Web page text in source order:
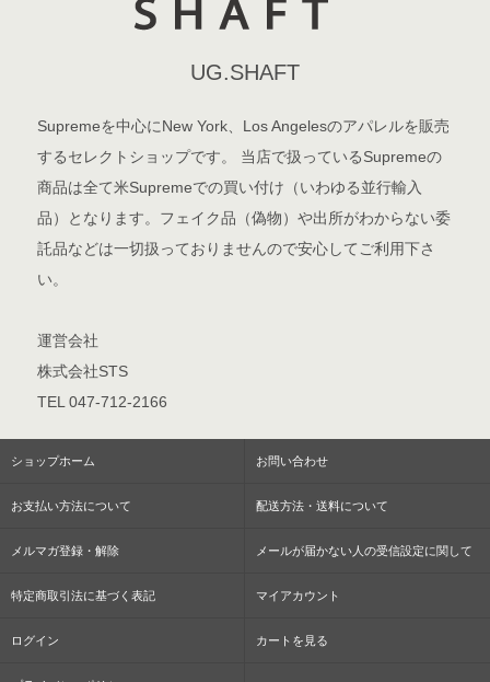
UG.SHAFT
Supremeを中心にNew York、Los Angelesのアパレルを販売
するセレクトショップです。 当店で扱っているSupremeの
商品は全て米Supremeでの買い付け（いわゆる並行輸入
品）となります。フェイク品（偽物）や出所がわからない委
託品などは一切扱っておりませんので安心してご利用下さ
い。
運営会社
株式会社STS
TEL 047-712-2166
ショップホーム お問い合わせ
お支払い方法について 配送方法・送料について
メルマガ登録・解除 メールが届かない人の受信設定に関して
特定商取引法に基づく表記 マイアカウント
ログイン カートを見る